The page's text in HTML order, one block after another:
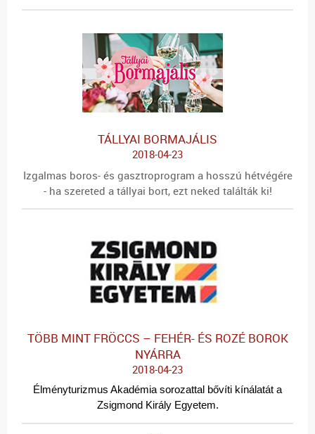
TÁLLYAI BORMAJÁLIS
2018-04-23
Izgalmas boros- és gasztroprogram a hosszú hétvégére
- ha szereted a tállyai bort, ezt neked találták ki!
TÖBB MINT FRÖCCS – FEHÉR- ÉS ROZÉ BOROK
NYÁRRA
2018-04-23
Élményturizmus Akadémia sorozattal bővíti kínálatát a
Zsigmond Király Egyetem.